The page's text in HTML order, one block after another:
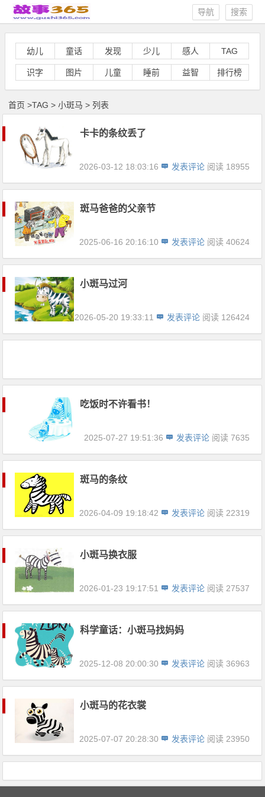
搜索
导航
幼儿 童话 发现 少儿 感人 TAG
识字 图片 儿童 睡前 益智 排行榜
首页 >TAG >小斑马 > 列表
卡卡的条纹丢了
2026-03-12 18:03:16 发表评论 阅读 18955
斑马爸爸的父亲节
2025-06-16 20:16:10 发表评论 阅读 40624
小斑马过河
2026-05-20 19:33:11 发表评论 阅读 126424
吃饭时不许看书！
2025-07-27 19:51:36 发表评论 阅读 7635
斑马的条纹
2026-04-09 19:18:42 发表评论 阅读 22319
小斑马换衣服
2026-01-23 19:17:51 发表评论 阅读 27537
科学童话：小斑马找妈妈
2025-12-08 20:00:30 发表评论 阅读 36963
小斑马的花衣裳
2025-07-07 20:28:30 发表评论 阅读 23950